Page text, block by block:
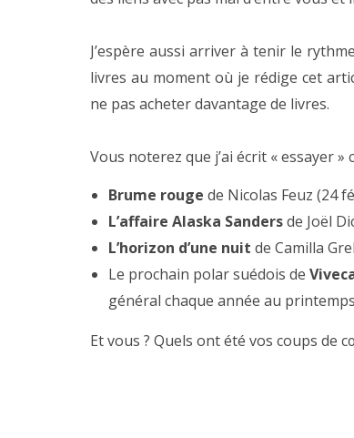
J’espère aussi arriver à tenir le
livres au moment où je rédige cet
ne pas acheter davantage de livres.
Vous noterez que j’ai écrit « essayer
Brume rouge de Nicolas Feuz (24
L’affaire Alaska Sandersde Joël
L’horizon d’une nuit de Camilla
Le prochain polar suédois de
général chaque année au
Et vous ? Quels ont été vos coups de